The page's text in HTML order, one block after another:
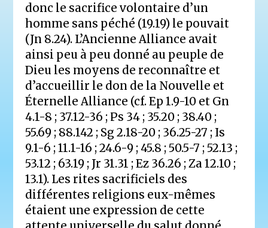
donc le sacrifice volontaire d’un
homme sans péché (19.19) le pouvait
(Jn 8.24). L’Ancienne Alliance avait
ainsi peu à peu donné au peuple de
Dieu les moyens de reconnaître et
d’accueillir le don de la Nouvelle et
Éternelle Alliance (cf. Ep 1.9-10 et Gn
4.1-8 ; 37.12-36 ; Ps 34 ; 35.20 ; 38.40 ;
55.69 ; 88.142 ; Sg 2.18-20 ; 36.25-27 ; Is
9.1-6 ; 11.1-16 ; 24.6-9 ; 45.8 ; 50.5-7 ; 52.13 ;
53.12 ; 63.19 ; Jr 31.31 ; Ez 36.26 ; Za 12.10 ;
13.1). Les rites sacrificiels des
différentes religions eux-mêmes
étaient une expression de cette